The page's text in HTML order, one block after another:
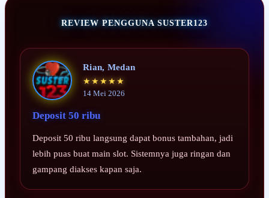
REVIEW PENGGUNA SUSTER123
Rian, Medan
★★★★★
14 Mei 2026
Deposit 50 ribu
Deposit 50 ribu langsung dapat bonus tambahan, jadi
lebih puas buat main slot. Sistemnya juga ringan dan
gampang diakses kapan saja.